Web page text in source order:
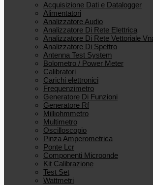
Acquisizione Dati e Datalogger
Alimentatori
Analizzatore Audio
Analizzatore Di Rete Elettrica
Analizzatore Di Rete Vettoriale
Analizzatore Di Spettro
Antenna Test System
Bolometro / Power Meter
Calibratori
Carichi elettronici
Frequenzimetro
Generatore Di Funzioni
Generatore Rf
Milliohmmetro
Multimetro
Oscilloscopio
Pinza Amperometrica
Ponte Lcr
Componenti Microonde
Kit Calibrazione
Test Set
Wattmetri